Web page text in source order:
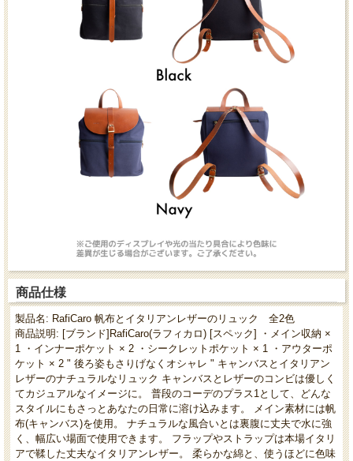
商品仕様
製品名: RafiCaro 帆布とイタリアンレザーのリュック 全2色
商品説明: [ブランド]RafiCaro(ラフィカロ) [スペック] ・メイン収納 ×
1 ・インナーポケット × 2 ・シークレットポケット × 1 ・アウターポ
ケット × 2 " 後ろ姿もさりげなくオシャレ " キャンバスとイタリアン
レザーのナチュラルなリュック キャンバスとレザーのコンビは優しく
てカジュアルなイメージに。 普段のコーデのプラス1として、どんな
スタイルにもさっとあなたの日常に溶け込みます。 メイン素材には帆
布(キャンバス)を使用。 ナチュラルな風合いとは裏腹に丈夫で水に強
く、幅広い場面で使用できます。 フラップやストラップは本場イタリ
アで鞣した丈夫なイタリアンレザー。 柔らかな綿と、使うほどに色味